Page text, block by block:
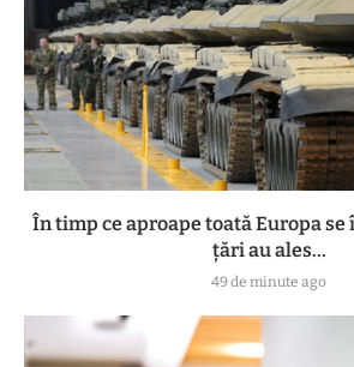
În timp ce aproape toată Europa
ţări au ales...
49 de minute ago